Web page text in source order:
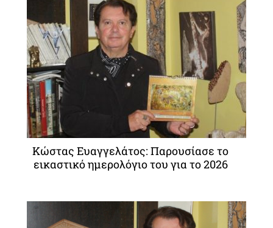
Κώστας Ευαγγελάτος: Παρουσίασε το
εικαστικό ημερολόγιο του για το 2026